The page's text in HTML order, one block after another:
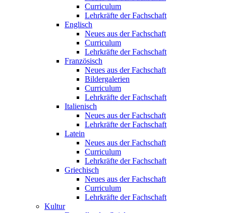
Curriculum
Lehrkräfte der Fachschaft
Englisch
Neues aus der Fachschaft
Curriculum
Lehrkräfte der Fachschaft
Französisch
Neues aus der Fachschaft
Bildergalerien
Curriculum
Lehrkräfte der Fachschaft
Italienisch
Neues aus der Fachschaft
Lehrkräfte der Fachschaft
Latein
Neues aus der Fachschaft
Curriculum
Lehrkräfte der Fachschaft
Griechisch
Neues aus der Fachschaft
Curriculum
Lehrkräfte der Fachschaft
Kultur